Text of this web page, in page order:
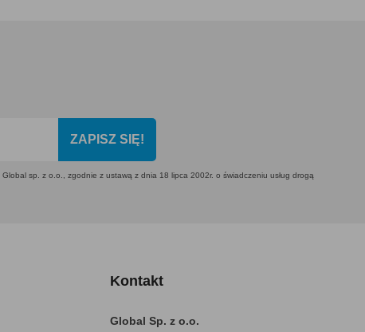
ZAPISZ SIĘ!
sp. z o.o., zgodnie z ustawą z dnia 18 lipca 2002r. o świadczeniu usług drogą
Kontakt
Global Sp. z o.o.